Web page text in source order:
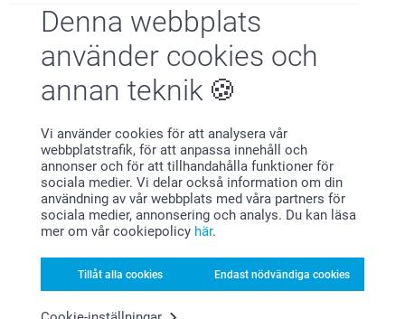
Denna webbplats
använder cookies och
annan teknik
Vi använder cookies för att analysera vår
webbplatstrafik, för att anpassa innehåll och
annonser och för att tillhandahålla funktioner för
sociala medier. Vi delar också information om din
användning av vår webbplats med våra partners för
sociala medier, annonsering och analys. Du kan läsa
mer om vår cookiepolicy här.
Tillåt alla cookies Endast nödvändiga cookies
Visa reaktioner
2026-07-22
Hej Fred,
är nöjd med din mugg!
Vi önskar dig en fin sommar!
Vänliga hälsningar,
Helene@smartphoto
Peter,
Enkelt och smidigt att beställa. Helt ok kvalitet på
produkten. Mycket prisvärt
Visa reaktioner
2026-07-13
13:48
Hej Peter,
Anna Nergårdh,